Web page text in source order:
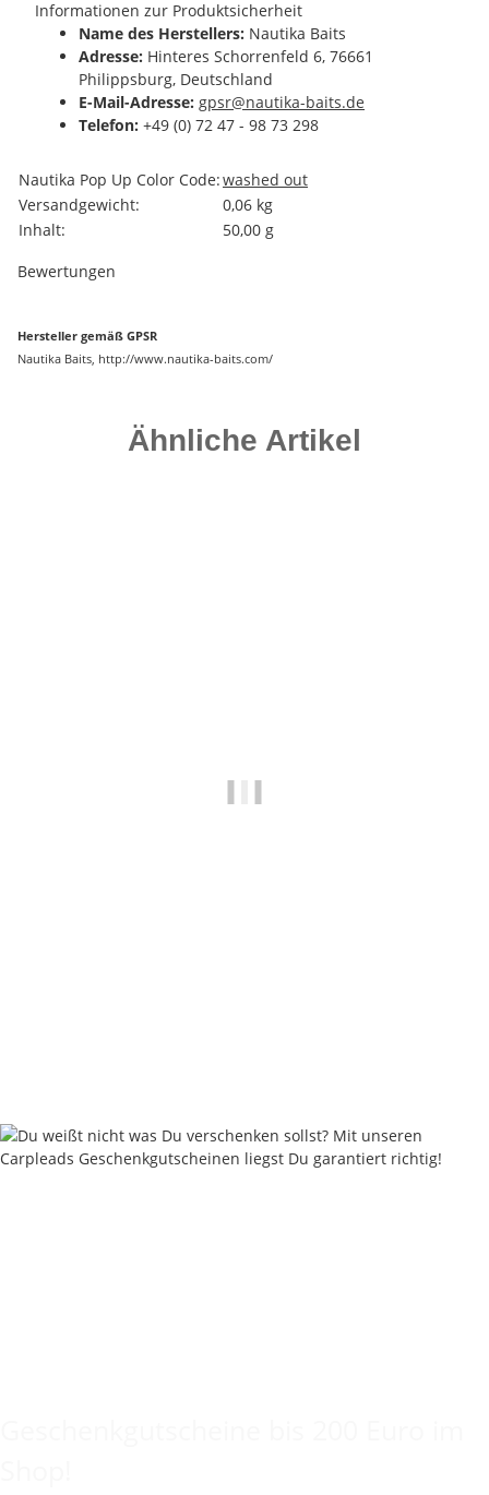
Informationen zur Produktsicherheit
Name des Herstellers: Nautika Baits
Adresse: Hinteres Schorrenfeld 6, 76661
Philippsburg, Deutschland
E-Mail-Adresse: gpsr@nautika-baits.de
Telefon: +49 (0) 72 47 - 98 73 298
Produkteigenschaft
Wert
Nautika Pop Up Color Code:washed out
Versandgewicht:
0,06 kg
Inhalt:
50,00 g
Bewertungen
Hersteller gemäß GPSR
Nautika Baits, http://www.nautika-baits.com/
Ähnliche Artikel